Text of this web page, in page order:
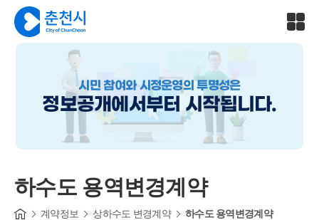
시민 참여와 시정운영의 투명성은
정보공개에서부터 시작됩니다.
하수도 용역변경계약
계약정보 상하수도 변경계약 하수도 용역변경계약